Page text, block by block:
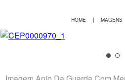
IMAGENS